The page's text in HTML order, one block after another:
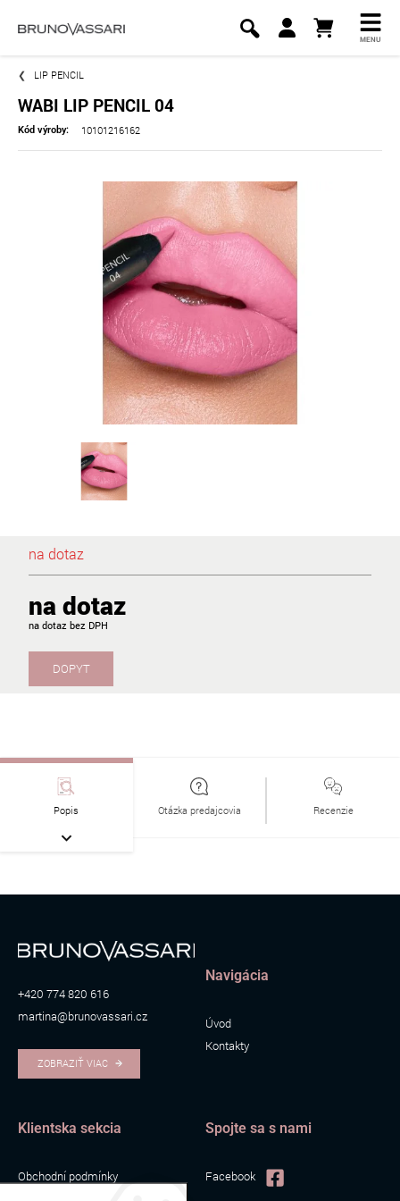
MENU
LIP PENCIL
WABI LIP PENCIL 04
Kód výroby: 10101216162
na dotaz
na dotaz
na dotaz
DOPYT
Popis Otázka predajcovia Recenzie
+420 774 820 616
martina@brunovassari.cz
ZOBRAZIŤ VIAC
Navigácia
Úvod
Kontakty
Klientska sekcia
Obchodní podmínky
Spojte sa s nami
Facebook